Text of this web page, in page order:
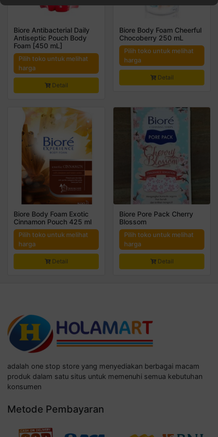
Biore Antibacterial Daily
Antiseptic Pouch Body
Foam [450 mL]
Pilih toko untuk melihat
harga
Detail
Biore Body Foam Cheerful
Chocoberry 250 mL
Pilih toko untuk melihat
harga
Detail
Biore Body Foam Exotic
Cinnamon Pouch 425 ml
Pilih toko untuk melihat
harga
Detail
Biore Pore Pack Cherry
Blossom
Pilih toko untuk melihat
harga
Detail
adalah one stop store yang menyediakan berbagai macam
produk dalam satu situs untuk memenuhi semua kebutuhan
konsumen
Metode Pembayaran